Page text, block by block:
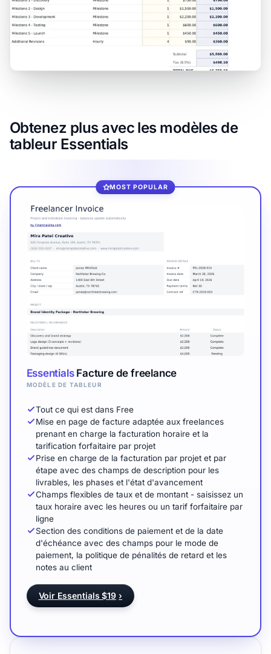
Obtenez plus avec les modèles de
tableur Essentials
MOST POPULAR
EssentialsFacture de freelance
MODÈLE DE TABLEUR
Tout ce qui est dans Free
Mise en page de facture adaptée aux freelances
prenant en charge la facturation horaire et la
tarification forfaitaire par projet
Prise en charge de la facturation par projet et par
étape avec des champs de description pour les
livrables, les phases et l'état d'avancement
Champs flexibles de taux et de montant - saisissez un
taux horaire avec les heures ou un tarif forfaitaire par
ligne
Section des conditions de paiement et de la date
d'échéance avec des champs pour le mode de
paiement, la politique de pénalités de retard et les
notes au client
Voir Essentials $19 ›